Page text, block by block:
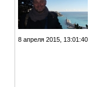
8 апреля 2015, 13:01:40